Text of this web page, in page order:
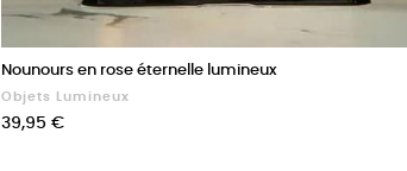
Nounours en rose éternelle lumineux
Objets Lumineux
Prix
39,95 €